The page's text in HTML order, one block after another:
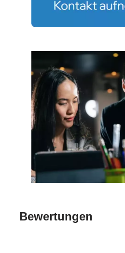
Bewertungen